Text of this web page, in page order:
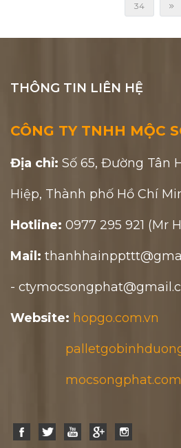
34
THÔNG TIN LIÊN HỆ
CÔNG TY TNHH MỘC
Địa chỉ: Số 65, Đường Tân
Hiệp, Thành phố Hồ Chí
Hotline: 0977 295 921 (Mr
Mail:
-
Website: hopgo.com.vn
mocsongphat.com